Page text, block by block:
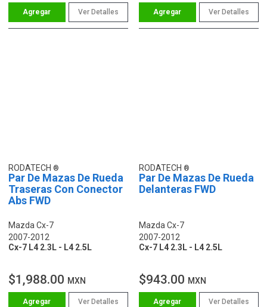
Ver Detalles Ver Detalles
RODATECH
Par De Mazas De Rueda
Traseras Con Conector
Abs FWD
Mazda Cx-7
2007-2012
Cx-7 L4 2.3L - L4 2.5L
$1,988.00 MXN
Ver Detalles
RODATECH
Par De Mazas De Rueda
Delanteras FWD
Mazda Cx-7
2007-2012
Cx-7 L4 2.3L - L4 2.5L
$943.00 MXN
Ver Detalles